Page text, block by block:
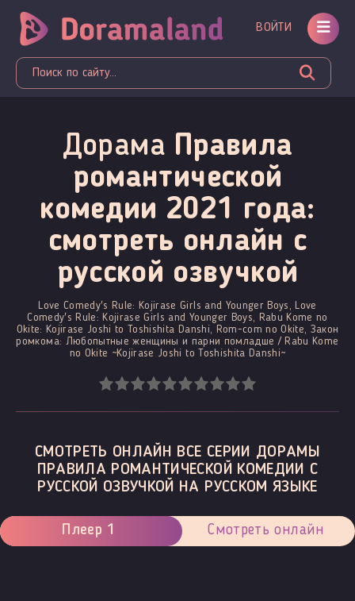
ВОЙТИ
Дорама Правила
романтической
комедии 2021 года:
смотреть онлайн c
русской озвучкой
Love Comedy's Rule: Kojirase Girls and Younger Boys, Love
Comedy's Rule: Kojirase Girls and Younger Boys, Rabu Kome no
Okite: Kojirase Joshi to Toshishita Danshi, Rom-com no Okite, Закон
ромкома: Любопытные женщины и парни помладше / Rabu Kome
no Okite ~Kojirase Joshi to Toshishita Danshi~
СМОТРЕТЬ ОНЛАЙН ВСЕ СЕРИИ ДОРАМЫ
ПРАВИЛА РОМАНТИЧЕСКОЙ КОМЕДИИ С
РУССКОЙ ОЗВУЧКОЙ НА РУССКОМ ЯЗЫКЕ
Плеер 1 Смотреть онлайн